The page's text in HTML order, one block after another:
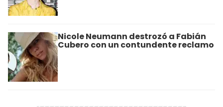
Nicole Neumann destrozó a Fabián
Cubero con un contundente reclamo